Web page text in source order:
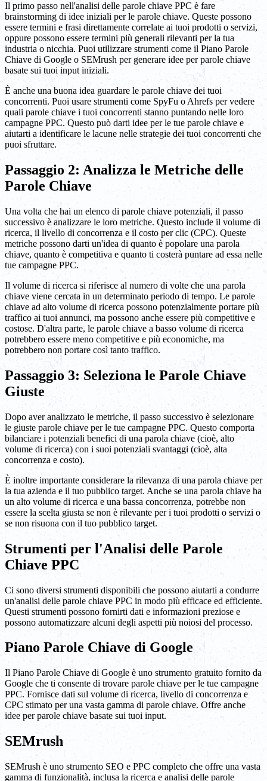
Il primo passo nell'analisi delle parole chiave PPC è fare
brainstorming di idee iniziali per le parole chiave. Queste possono
essere termini e frasi direttamente correlate ai tuoi prodotti o servizi,
oppure possono essere termini più generali rilevanti per la tua
industria o nicchia. Puoi utilizzare strumenti come il Piano Parole
Chiave di Google o SEMrush per generare idee per parole chiave
basate sui tuoi input iniziali.
È anche una buona idea guardare le parole chiave dei tuoi
concorrenti. Puoi usare strumenti come SpyFu o Ahrefs per vedere
quali parole chiave i tuoi concorrenti stanno puntando nelle loro
campagne PPC. Questo può darti idee per le tue parole chiave e
aiutarti a identificare le lacune nelle strategie dei tuoi concorrenti che
puoi sfruttare.
Passaggio 2: Analizza le Metriche delle
Parole Chiave
Una volta che hai un elenco di parole chiave potenziali, il passo
successivo è analizzare le loro metriche. Questo include il volume di
ricerca, il livello di concorrenza e il costo per clic (CPC). Queste
metriche possono darti un'idea di quanto è popolare una parola
chiave, quanto è competitiva e quanto ti costerà puntare ad essa nelle
tue campagne PPC.
Il volume di ricerca si riferisce al numero di volte che una parola
chiave viene cercata in un determinato periodo di tempo. Le parole
chiave ad alto volume di ricerca possono potenzialmente portare più
traffico ai tuoi annunci, ma possono anche essere più competitive e
costose. D'altra parte, le parole chiave a basso volume di ricerca
potrebbero essere meno competitive e più economiche, ma
potrebbero non portare così tanto traffico.
Passaggio 3: Seleziona le Parole Chiave
Giuste
Dopo aver analizzato le metriche, il passo successivo è selezionare
le giuste parole chiave per le tue campagne PPC. Questo comporta
bilanciare i potenziali benefici di una parola chiave (cioè, alto
volume di ricerca) con i suoi potenziali svantaggi (cioè, alta
concorrenza e costo).
È inoltre importante considerare la rilevanza di una parola chiave per
la tua azienda e il tuo pubblico target. Anche se una parola chiave ha
un alto volume di ricerca e una bassa concorrenza, potrebbe non
essere la scelta giusta se non è rilevante per i tuoi prodotti o servizi o
se non risuona con il tuo pubblico target.
Strumenti per l'Analisi delle Parole
Chiave PPC
Ci sono diversi strumenti disponibili che possono aiutarti a condurre
un'analisi delle parole chiave PPC in modo più efficace ed efficiente.
Questi strumenti possono fornirti dati e informazioni preziose e
possono automatizzare alcuni degli aspetti più noiosi del processo.
Piano Parole Chiave di Google
Il Piano Parole Chiave di Google è uno strumento gratuito fornito da
Google che ti consente di trovare parole chiave per le tue campagne
PPC. Fornisce dati sul volume di ricerca, livello di concorrenza e
CPC stimato per una vasta gamma di parole chiave. Offre anche
idee per parole chiave basate sui tuoi input.
SEMrush
SEMrush è uno strumento SEO e PPC completo che offre una vasta
gamma di funzionalità, inclusa la ricerca e analisi delle parole